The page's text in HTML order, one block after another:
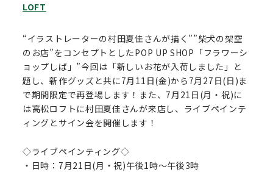
LOFT
“イラストレーターの村田夏佳さんが描く””柴犬の架空
のお店”をコンセプトとしたPOP UP SHOP「フラワーシ
ョップしば」”今回は「新しいお花が入荷しました」と
題し、新作グッズと共に7月11日(金)から7月27日(日)ま
で期間限定で再登場します！また、7月21日(月・祝)に
は高松ロフトに村田夏佳さんが来店し、ライブペインテ
ィングとサイン会を開催します！
◇ライブペインティング◇
・日時：7月21日(月・祝)午後1時～午後3時